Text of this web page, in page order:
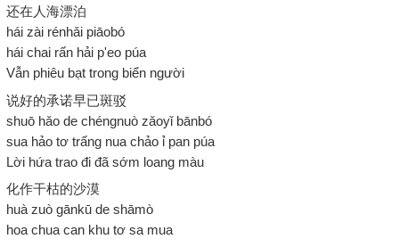
还在人海漂泊
hái zài rénhǎi piāobó
hái chai rấn hải p'eo púa
Vẫn phiêu bạt trong biển người
说好的承诺早已斑驳
shuō hǎo de chéngnuò zǎoyǐ bānbó
sua hảo tơ trấng nua chảo ỉ pan púa
Lời hứa trao đi đã sớm loang màu
化作干枯的沙漠
huà zuò gānkū de shāmò
hoa chua can khu tơ sa mua